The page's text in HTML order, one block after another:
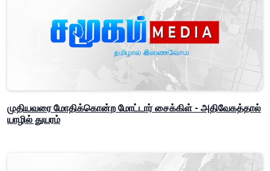
முதியவரை மோதிக்கொன்ற மோட்டார் சைக்கிள் - அதிவேகத்தால்
யாழில் துயரம்